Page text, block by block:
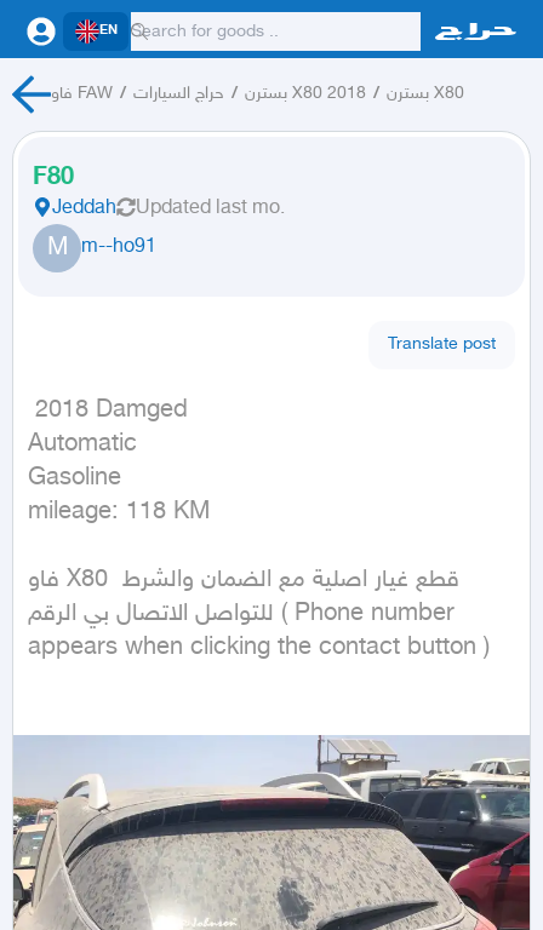
EN
فاو FAW / حراج السيارات / بسترن X80 2018 / بسترن X80
F80
Jeddah Updated last mo.
M m--ho91
Translate post
Automatic
Gasoline
mileage: 118 KM
فاو X80 قطع غيار اصلية مع الضمان والشرط
للتواصل الاتصال بي الرقم ( Phone number
appears when clicking the contact button )